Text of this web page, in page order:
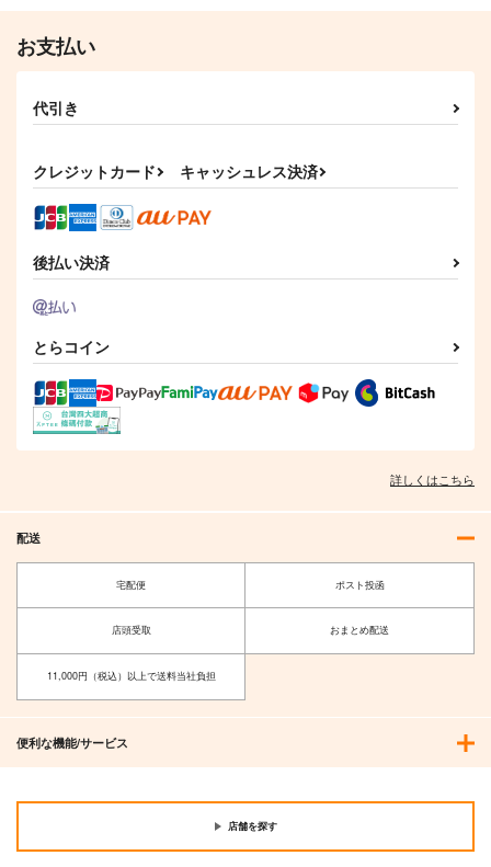
お支払い
代引き
クレジットカード キャッシュレス決済
後払い決済
とらコイン
詳しくはこちら
配送
宅配便 ポスト投函
店頭受取 おまとめ配送
11,000円（税込）以上で送料当社負担
便利な機能/サービス
店舗を探す